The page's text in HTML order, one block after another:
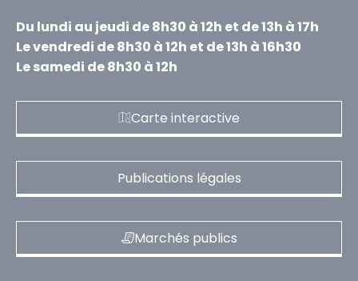
Du lundi au jeudi de 8h30 à 12h et de 13h à 17h
Le vendredi de 8h30 à 12h et de 13h à 16h30
Le samedi de 8h30 à 12h
Carte interactive
Publications légales
Marchés publics